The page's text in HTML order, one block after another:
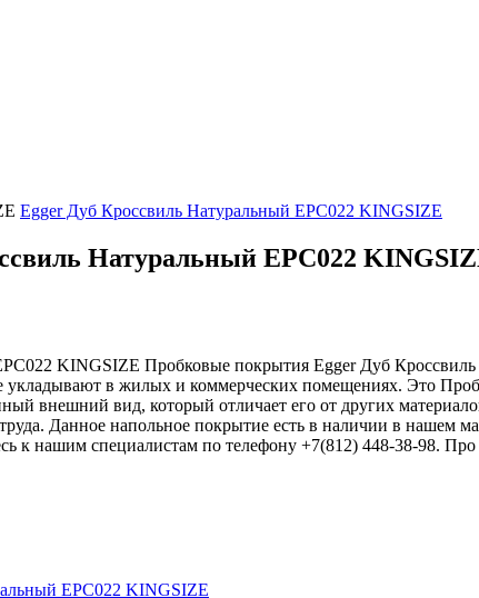
Egger Дуб Кроссвиль Натуральный EPC022 KINGSIZE
Натуральный EPC022
KINGSIZE Пробковые покрытия Egger Дуб
укладывают в жилых и коммерческих помещениях. Это
внешний вид, который отличает его от других
Данное напольное покрытие есть в наличии в нашем
к нашим специалистам по телефону +7(812) 448-38-98.